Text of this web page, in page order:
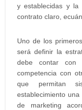
y establecidas y la
contrato claro,
Uno de los
será definir la
debe contar con
competencia con
que permitan
establecimiento
de marketing